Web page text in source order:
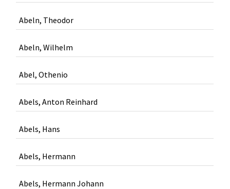
Abeln, Theodor
Abeln, Wilhelm
Abel, Othenio
Abels, Anton Reinhard
Abels, Hans
Abels, Hermann
Abels, Hermann Johann